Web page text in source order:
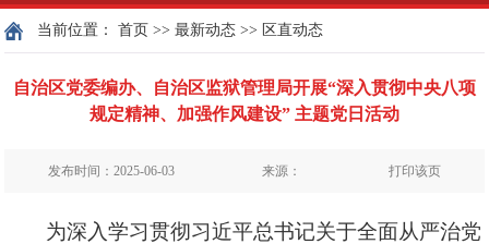
当前位置：首页 >>最新动态 >> 区直动态
自治区党委编办、自治区监狱管理局开展“深入贯彻中央八项
规定精神、加强作风建设” 主题党日活动
发布时间：2025-06-03 来源： 打印该页
为深入学习贯彻习近平总书记关于全面从严治党